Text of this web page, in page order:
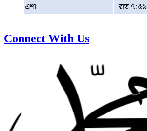
এশা
রাত ৭:৫৯
Connect With Us